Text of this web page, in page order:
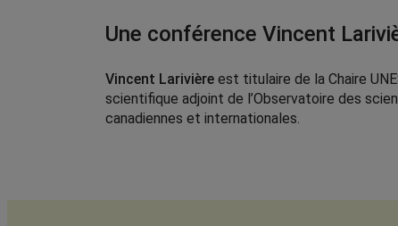
Une conférence Vincent
Vincent Larivière est titulaire de la Chaire
scientifique adjoint de l’Observatoire des
canadiennes et internationales.